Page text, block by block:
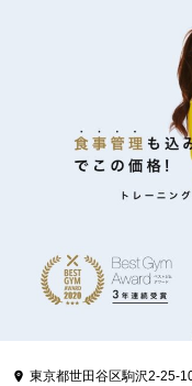
東京都世田谷区駒沢2-25-